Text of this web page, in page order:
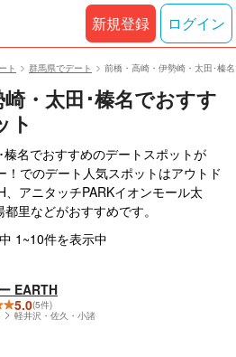
ト 群馬県でデート 前橋・高崎・伊勢崎・太田･榛
・太田･榛名でおすす
ト
名でおすすめのデートスポットが
でのデート人気スポットはアウトド
アニタッチPARKイオンモール太
里などがおすすめです。
1~10件を表示中
EARTH
5.0(5件)
軽井沢・佐久・小諸
新規登録 ログイン